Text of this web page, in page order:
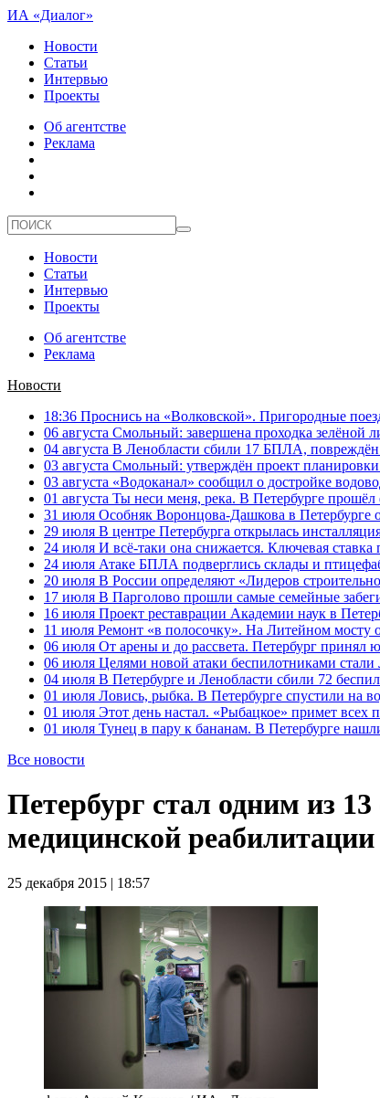
ИА «Диалог»
Новости
Статьи
Интервью
Проекты
Об агентстве
Реклама
Новости
Статьи
Интервью
Проекты
Об агентстве
Реклама
Новости
18:36 Проснись на «Волковской». Пригородные
06 августа Смольный: завершена проходка зелёной
04 августа В Ленобласти сбили 17 БПЛА, повреждён
03 августа Смольный: утверждён проект
03 августа «Водоканал» сообщил о достройке
01 августа Ты неси меня, река. В Петербурге прошёл
31 июля Особняк Воронцова-Дашкова в Петербурге
29 июля В центре Петербурга открылась
24 июля И всё-таки она снижается. Ключевая ставка
24 июля Атаке БПЛА подверглись склады и
20 июля В России определяют «Лидеров
17 июля В Парголово прошли самые семейные
16 июля Проект реставрации Академии наук в
11 июля Ремонт «в полосочку». На Литейном мосту
06 июля От арены и до рассвета. Петербург
06 июля Целями новой атаки беспилотниками
04 июля В Петербурге и Ленобласти сбили 72
01 июля Ловись, рыбка. В Петербурге спустили на
01 июля Этот день настал. «Рыбацкое» примет всех
01 июля Тунец в пару к бананам. В Петербурге
Все новости
Петербург стал одним из
медицинской реабилитации
25 декабря 2015 | 18:57